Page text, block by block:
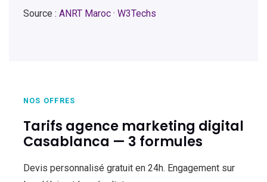
Source : ANRT Maroc · W3Techs
NOS OFFRES
Tarifs agence marketing digital
Casablanca — 3 formules
Devis personnalisé gratuit en 24h. Engagement sur